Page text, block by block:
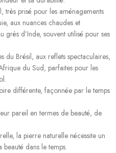
très prisé pour les aménagements
aux nuances chaudes et
d’Inde, souvent utilisé pour ses
du Brésil, aux reflets spectaculaires,
du Sud, parfaites pour les
différente, façonnée par le temps
pareil en termes de beauté, de
la pierre naturelle nécessite un
beauté dans le temps.